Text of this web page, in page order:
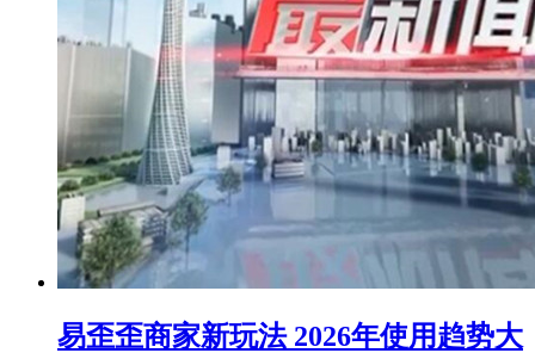
易歪歪商家新玩法 2026年使用趋势大